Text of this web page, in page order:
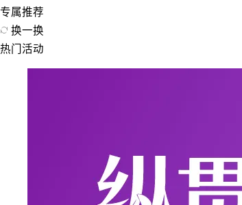
专属推荐
换一换
热门活动